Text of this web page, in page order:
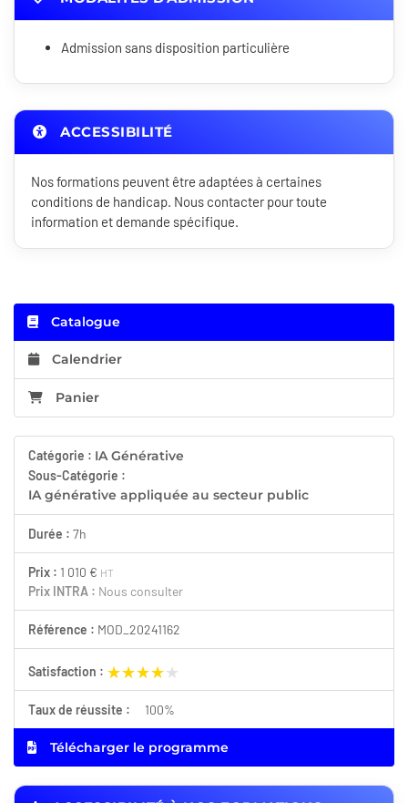
Admission sans disposition particulière
ACCESSIBILITÉ
Nos formations peuvent être adaptées à certaines
conditions de handicap. Nous contacter pour toute
information et demande spécifique.
Catalogue
Calendrier
Panier
Catégorie : IA Générative
Sous-Catégorie :
IA générative appliquée au secteur public
Durée : 7h
Prix : 1 010 € HT
Prix INTRA : Nous consulter
Référence : MOD_20241162
Satisfaction : ★★★★★
★★★★★
Taux de réussite : 100%
Télécharger le programme